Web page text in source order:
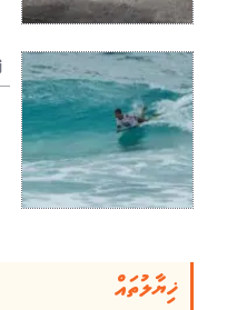
ޚިޔާލުތައް